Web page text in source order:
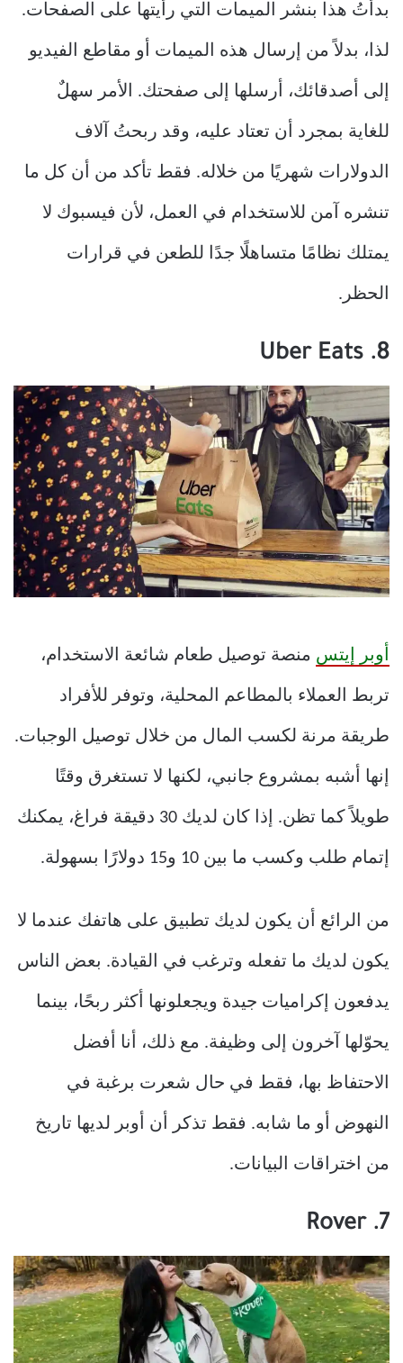
بدأتُ هذا بنشر الميمات التي رأيتها على الصفحات.
لذا، بدلاً من إرسال هذه الميمات أو مقاطع الفيديو
إلى أصدقائك، أرسلها إلى صفحتك. الأمر سهلٌ
للغاية بمجرد أن تعتاد عليه، وقد ربحتُ آلاف
الدولارات شهريًا من خلاله. فقط تأكد من أن كل ما
تنشره آمن للاستخدام في العمل، لأن فيسبوك لا
يمتلك نظامًا متساهلًا جدًا للطعن في قرارات
الحظر.
8. Uber Eats
أوبر إيتس منصة توصيل طعام شائعة الاستخدام،
تربط العملاء بالمطاعم المحلية، وتوفر للأفراد
طريقة مرنة لكسب المال من خلال توصيل الوجبات.
إنها أشبه بمشروع جانبي، لكنها لا تستغرق وقتًا
طويلاً كما تظن. إذا كان لديك 30 دقيقة فراغ، يمكنك
إتمام طلب وكسب ما بين 10 و15 دولارًا بسهولة.
من الرائع أن يكون لديك تطبيق على هاتفك عندما لا
يكون لديك ما تفعله وترغب في القيادة. بعض الناس
يدفعون إكراميات جيدة ويجعلونها أكثر ربحًا، بينما
يحوّلها آخرون إلى وظيفة. مع ذلك، أنا أفضل
الاحتفاظ بها، فقط في حال شعرت برغبة في
النهوض أو ما شابه. فقط تذكر أن أوبر لديها تاريخ
من اختراقات البيانات.
7. Rover